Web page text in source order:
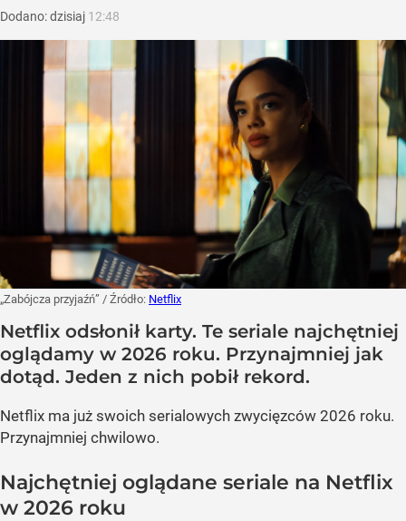
Dodano:dzisiaj 12:48
„Zabójcza przyjaźń” / Źródło: Netflix
Netflix odsłonił karty. Te seriale najchętniej
oglądamy w 2026 roku. Przynajmniej jak
dotąd. Jeden z nich pobił rekord.
Netflix ma już swoich serialowych zwycięzców 2026 roku.
Przynajmniej chwilowo.
Najchętniej oglądane seriale na Netflix
w 2026 roku